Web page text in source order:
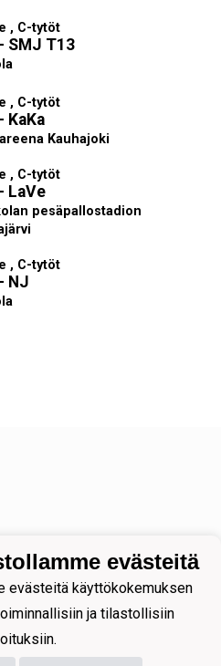
, C-tytöt
SMJ T13
, C-tytöt
KaKa
Kauhajoki
, C-tytöt
LaVe
pesäpallostadion
, C-tytöt
NJ
evästeitä
evästeitä käyttökokemuksen
ja tilastollisiin